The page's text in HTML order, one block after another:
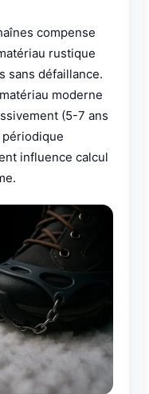
compense
rustique
sans défaillance.
moderne
(5-7 ans
influence calcul